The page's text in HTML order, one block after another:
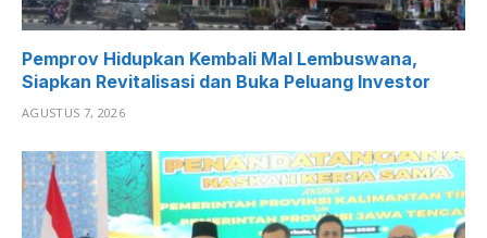
Pemprov Hidupkan Kembali Mal Lembuswana,
Siapkan Revitalisasi dan Buka Peluang Investor
AGUSTUS 7, 2026